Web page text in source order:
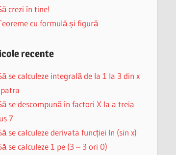
crezi în tine!
cu formulă și figură
recente
se calculeze integrală de la 1 la 3 din x
se descompună în factori X la a treia
7
se calculeze derivata funcției ln (sin x)
se calculeze 1 pe (3 – 3 ori 0)